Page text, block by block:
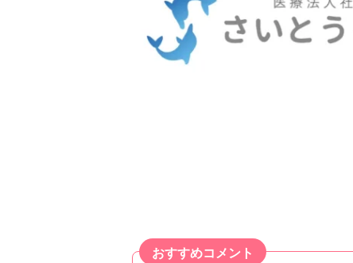
おすすめコメント